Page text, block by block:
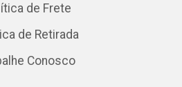
de Frete
de Retirada
Conosco